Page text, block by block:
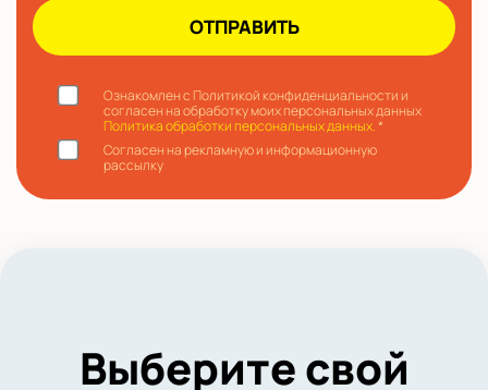
Ознакомлен с Политикой конфиденциальности и
согласен на обработку моих персональных данных
Политика обработки персональных данных.*
Согласен на рекламную и информационную
рассылку
Выберите свой